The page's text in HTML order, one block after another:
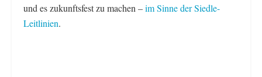
und es zukunftsfest zu machen –im Sinne der Siedle-
Leitlinien.